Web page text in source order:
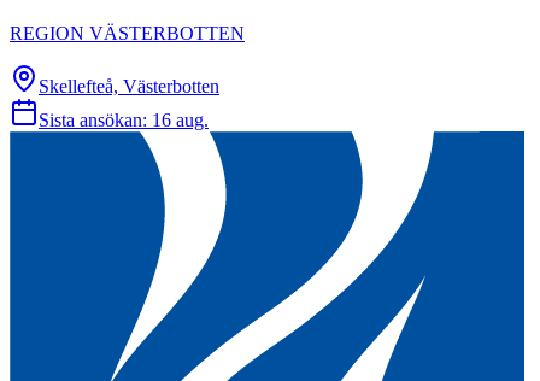
REGION VÄSTERBOTTEN
Skellefteå, Västerbotten
Sista ansökan: 16 aug.